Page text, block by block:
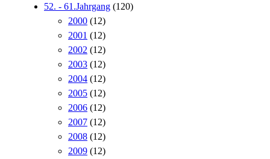
52. - 61.Jahrgang (120)
2000 (12)
2001 (12)
2002 (12)
2003 (12)
2004 (12)
2005 (12)
2006 (12)
2007 (12)
2008 (12)
2009 (12)